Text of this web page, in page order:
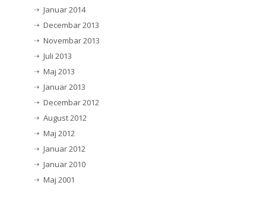
Januar 2014
Decembar 2013
Novembar 2013
Juli 2013
Maj 2013
Januar 2013
Decembar 2012
August 2012
Maj 2012
Januar 2012
Januar 2010
Maj 2001